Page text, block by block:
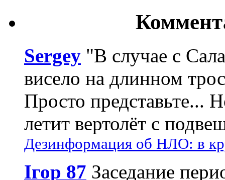
Sergey "В случае с
висело на длинном
Просто представьте...
летит вертолёт с
Дезинформация об НЛО: в
Ігор 87 Заседание